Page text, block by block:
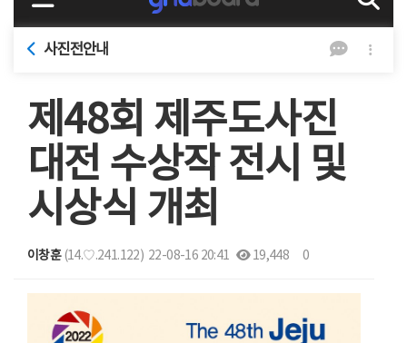
사진전안내
제48회 제주도사진
대전 수상작 전시 및
시상식 개최
이창훈(14.♡.241.122) 22-08-16 20:41 19,448 0
본문